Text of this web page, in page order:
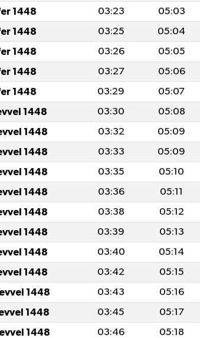
1448 03:23 05:03
1448 03:25 05:04
1448 03:26 05:05
1448 03:27 05:06
1448 03:29 05:07
1448 03:30 05:08
1448 03:32 05:09
1448 03:33 05:09
1448 03:35 05:10
1448 03:36 05:11
1448 03:38 05:12
1448 03:39 05:13
1448 03:40 05:14
1448 03:42 05:15
1448 03:43 05:16
1448 03:45 05:17
1448 03:46 05:18